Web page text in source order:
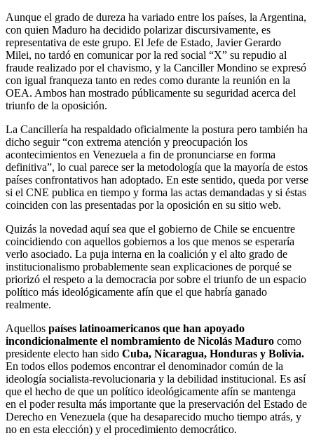
Aunque el grado de dureza ha variado entre los países, la Argentina,
con quien Maduro ha decidido polarizar discursivamente, es
representativa de este grupo. El Jefe de Estado, Javier Gerardo
Milei, no tardó en comunicar por la red social “X” su repudio al
fraude realizado por el chavismo, y la Canciller Mondino se expresó
con igual franqueza tanto en redes como durante la reunión en la
OEA. Ambos han mostrado públicamente su seguridad acerca del
triunfo de la oposición.
La Cancillería ha respaldado oficialmente la postura pero también ha
dicho seguir “con extrema atención y preocupación los
acontecimientos en Venezuela a fin de pronunciarse en forma
definitiva”, lo cual parece ser la metodología que la mayoría de estos
países confrontativos han adoptado. En este sentido, queda por verse
si el CNE publica en tiempo y forma las actas demandadas y si éstas
coinciden con las presentadas por la oposición en su sitio web.
Quizás la novedad aquí sea que el gobierno de Chile se encuentre
coincidiendo con aquellos gobiernos a los que menos se esperaría
verlo asociado. La puja interna en la coalición y el alto grado de
institucionalismo probablemente sean explicaciones de porqué se
priorizó el respeto a la democracia por sobre el triunfo de un espacio
político más ideológicamente afín que el que habría ganado
realmente.
Aquellos países latinoamericanos que han apoyado
incondicionalmente el nombramiento de Nicolás Maduro como
presidente electo han sido Cuba, Nicaragua, Honduras y Bolivia.
En todos ellos podemos encontrar el denominador común de la
ideología socialista-revolucionaria y la debilidad institucional. Es así
que el hecho de que un político ideológicamente afín se mantenga
en el poder resulta más importante que la preservación del Estado de
Derecho en Venezuela (que ha desaparecido mucho tiempo atrás, y
no en esta elección) y el procedimiento democrático.